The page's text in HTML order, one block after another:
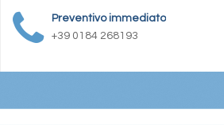
Preventivo immediato
+39 0184 268193